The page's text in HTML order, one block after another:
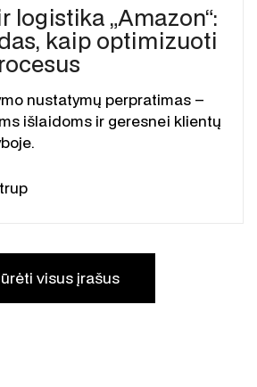
logistika „Amazon“:
kaip optimizuoti
nustatymų perpratimas –
išlaidoms ir geresnei klientų
visus įrašus